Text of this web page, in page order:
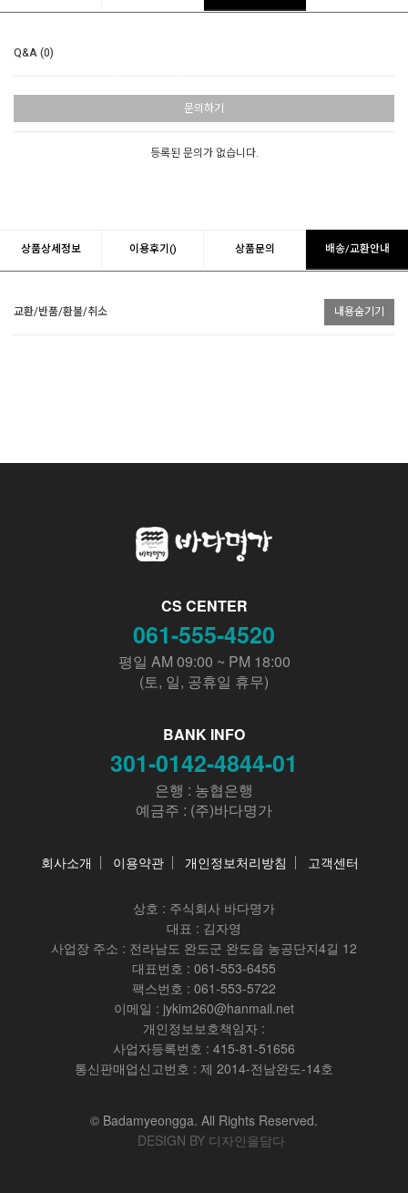
Q&A (0)
문의하기
등록된 문의가 없습니다.
상품상세정보 이용후기() 상품문의 배송/교환안내
교환/반품/환불/취소 내용숨기기
CS CENTER
061-555-4520
평일 AM 09:00 ~ PM 18:00
(토, 일, 공휴일 휴무)
BANK INFO
301-0142-4844-01
은행 : 농협은행
예금주 : (주)바다명가
회사소개 이용약관 개인정보처리방침 고객센터
상호 : 주식회사 바다명가
대표 : 김자영
사업장 주소 : 전라남도 완도군 완도읍 농공단지4길 12
대표번호 : 061-553-6455
팩스번호 : 061-553-5722
이메일 : jykim260@hanmail.net
개인정보보호책임자 :
사업자등록번호 : 415-81-51656
통신판매업신고번호 : 제 2014-전남완도-14호
© Badamyeongga. All Rights Reserved.
DESIGN BY 디자인을담다